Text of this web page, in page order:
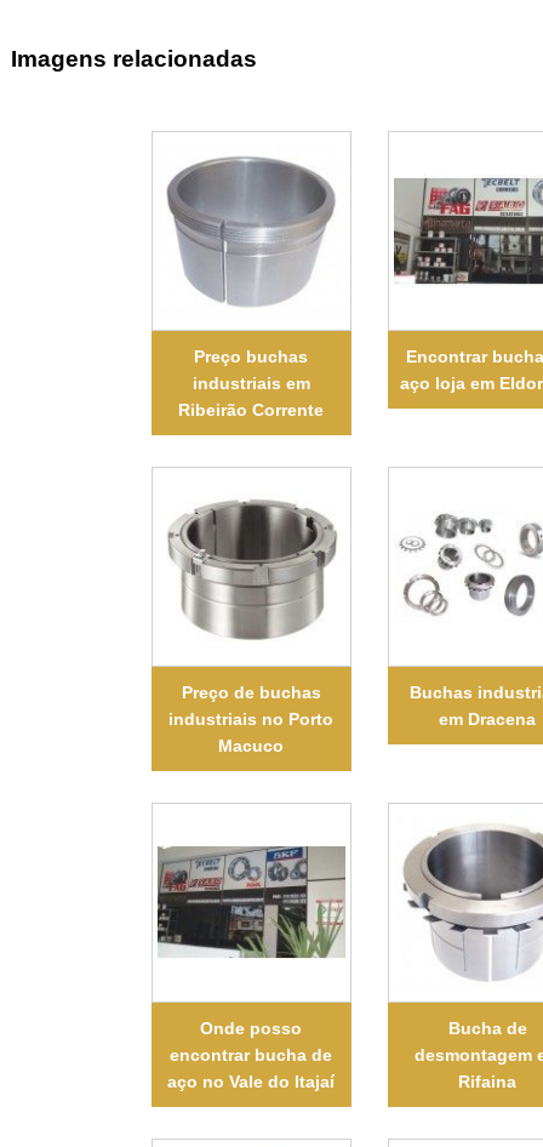
Imagens relacionadas
Preço buchas
industriais em
Ribeirão Corrente
Encontrar
aço loja em
Preço de buchas
industriais no Porto
Macuco
Buchas
em Dracena
Onde posso
encontrar bucha de
aço no Vale do Itajaí
Bucha de
desmontagem
Rifaina